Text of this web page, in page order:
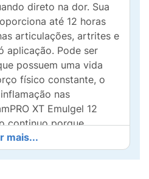
direto na dor. Sua
até 12 horas
articulações, artrites e
aplicação. Pode ser
possuem uma vida
físico constante, o
nas
XT Emulgel 12
continuo porque
nas suas articulações,
reduzir a inflamação
mais...